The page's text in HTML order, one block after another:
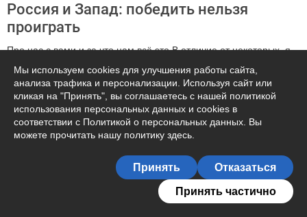
206
Россия и Запад: победить нельзя
проиграть
Про нас с вами и за что нам всё это В отличие от некоторых, я
уверен, что даже если они и «дураки необучаемые», то тольк...
Александр Дубровский
Цивилизационный троллинг
14 июля 16:23
Мы используем cookies для улучшения работы сайта,
анализа трафика и персонализации. Используя сайт или
кликая на "Принять", вы соглашаетесь с нашей политикой
использования персональных данных и cookies в
соответствии с Политикой о персональных данных. Вы
можете прочитать нашу политику здесь
Принять Отказаться
Принять частично